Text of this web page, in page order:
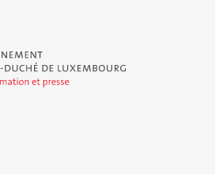
Duché de Luxembourg - Service